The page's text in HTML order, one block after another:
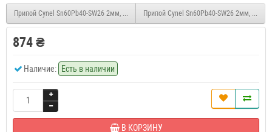
Припой Cynel Sn60Pb40-SW26 2мм, 100г Припой Cynel Sn60Pb40-SW26 2мм, 500г
874 ₴
Наличие: Есть в наличии
В КОРЗИНУ